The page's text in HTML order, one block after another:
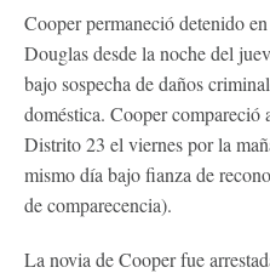
Cooper permaneció detenido
Douglas desde la noche del
bajo sospecha de daños
doméstica. Cooper
Distrito 23 el viernes por la
mismo día bajo fianza de
de comparecencia).
La novia de Cooper fue